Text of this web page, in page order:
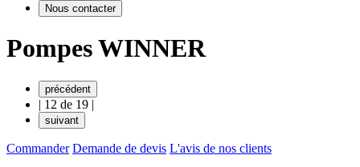
Nous contacter
Pompes WINNER
précédent
| 12 de 19 |
suivant
Commander Demande de devis L'avis de nos clients